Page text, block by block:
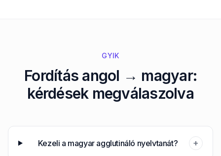
GYIK
Fordítás angol → magyar:
kérdések megválaszolva
Kezeli a magyar agglutináló nyelvtanát? +